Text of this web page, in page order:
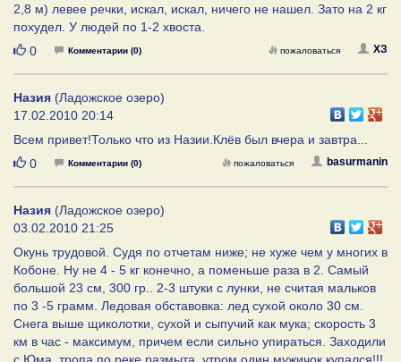
2,8 м) левее речки, искал, искал, ничего не нашел. Зато на 2 кг
похудел. У людей по 1-2 хвоста.
Нравится
0 Комментарии (0) ХЗ
пожаловаться
Назия (Ладожское озеро)
17.02.2010 20:14
Всем привет!Только что из Назии.Клёв был вчера и завтра...
Нравится
0 Комментарии (0) basurmanin
пожаловаться
Назия (Ладожское озеро)
03.02.2010 21:25
Окунь трудовой. Судя по отчетам ниже; не хуже чем у многих в
Кобоне. Ну не 4 - 5 кг конечно, а поменьше раза в 2. Самый
большой 23 см, 300 гр.. 2-3 штуки с лунки, не считая мальков
по 3 -5 грамм. Ледовая обставовка: лед сухой около 30 см.
Снега выше щиколотки, сухой и сыпучий как мука; скорость 3
км в час - максимум, причем если сильно упираться. Заходили
с Юма, тропа по реке размыта, утром один мужичок купался!!!